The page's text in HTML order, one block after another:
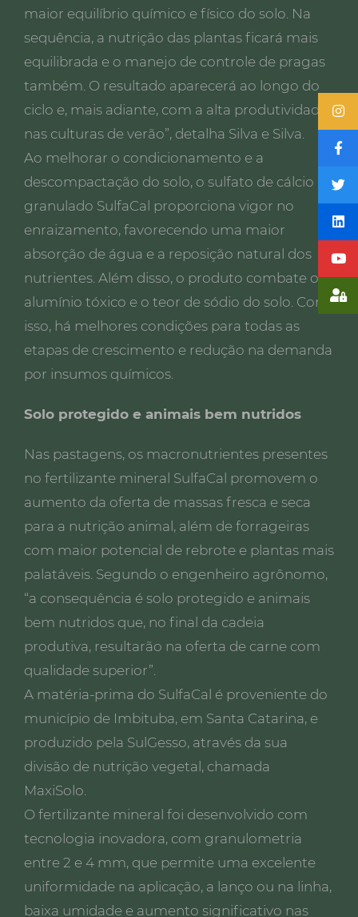
maior equilíbrio químico e físico do solo. Na
sequência, a nutrição das plantas ficará mais
equilibrada e o manejo de controle de pragas
também. O resultado aparecerá ao longo do
ciclo e, mais adiante, com a alta produtividade
nas culturas de verão”, detalha Silva e Silva.
Ao melhorar o condicionamento e a
descompactação do solo, o sulfato de cálcio
granulado SulfaCal proporciona vigor no
enraizamento, favorecendo uma maior
absorção de água e a reposição natural dos
nutrientes. Além disso, o produto combate o
alumínio tóxico e o teor de sódio do solo. Com
isso, há melhores condições para todas as
etapas de crescimento e redução na demanda
por insumos químicos.
Solo protegido e animais bem nutridos
Nas pastagens, os macronutrientes presentes
no fertilizante mineral SulfaCal promovem o
aumento da oferta de massas fresca e seca
para a nutrição animal, além de forrageiras
com maior potencial de rebrote e plantas mais
palatáveis. Segundo o engenheiro agrônomo,
“a consequência é solo protegido e animais
bem nutridos que, no final da cadeia
produtiva, resultarão na oferta de carne com
qualidade superior”.
A matéria-prima do SulfaCal é proveniente do
município de Imbituba, em Santa Catarina, e
produzido pela SulGesso, através da sua
divisão de nutrição vegetal, chamada
MaxiSolo.
O fertilizante mineral foi desenvolvido com
tecnologia inovadora, com granulometria
entre 2 e 4 mm, que permite uma excelente
uniformidade na aplicação, a lanço ou na linha,
baixa umidade e aumento significativo nas